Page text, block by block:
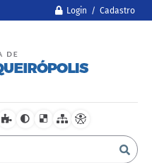
Login / Cadastro